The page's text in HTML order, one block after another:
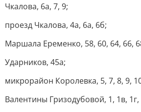
Чкалова, 6а, 7, 9;
проезд Чкалова, 4а, 6а, 6б;
Маршала Еременко, 58, 60, 64, 66,
Ударников, 45а;
микрорайон Королевка, 5, 7, 8, 9,
Валентины Гризодубовой, 1, 1в, 1г,